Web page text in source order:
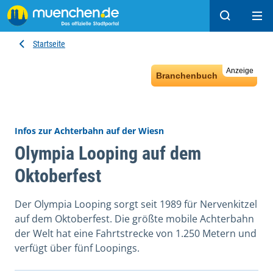
Suchen
Startseite
Anzeige
Branchenbuch
Infos zur Achterbahn auf der Wiesn
Olympia Looping auf dem
Oktoberfest
Der Olympia Looping sorgt seit 1989 für Nervenkitzel
auf dem Oktoberfest. Die größte mobile Achterbahn
der Welt hat eine Fahrtstrecke von 1.250 Metern und
verfügt über fünf Loopings.